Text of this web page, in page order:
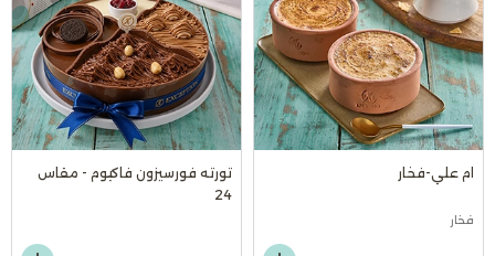
ام علي-فخار
فخار
تورته فورسيزون فاكيوم - مقاس
24